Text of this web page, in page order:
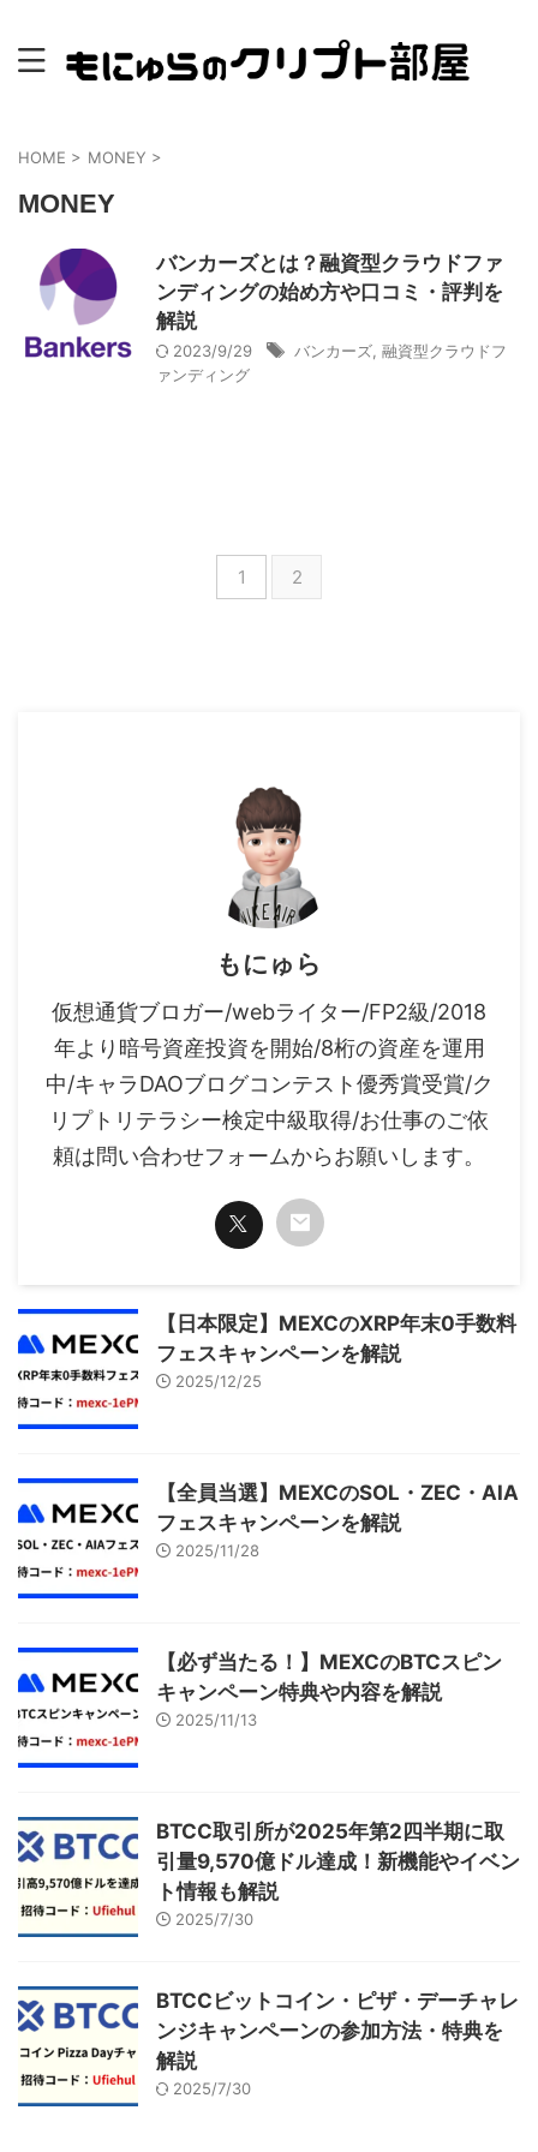
HOME > MONEY >
MONEY
バンカーズとは？融資型クラウドファ
ンディングの始め方や口コミ・評判を
解説
2023/9/29 バンカーズ 融資型クラウドフ
ァンディング
1 2
もにゅら
仮想通貨ブロガー/webライター/FP2級/2018
年より暗号資産投資を開始/8桁の資産を運用
中/キャラDAOブログコンテスト優秀賞受賞/ク
リプトリテラシー検定中級取得/お仕事のご依
頼は問い合わせフォームからお願いします。
【日本限定】MEXCのXRP年末0手数料
フェスキャンペーンを解説
2025/12/25
【全員当選】MEXCのSOL・ZEC・AIA
フェスキャンペーンを解説
2025/11/28
【必ず当たる！】MEXCのBTCスピン
キャンペーン特典や内容を解説
2025/11/13
BTCC取引所が2025年第2四半期に取
引量9,570億ドル達成！新機能やイベン
ト情報も解説
2025/7/30
BTCCビットコイン・ピザ・デーチャレ
ンジキャンペーンの参加方法・特典を
解説
2025/7/30